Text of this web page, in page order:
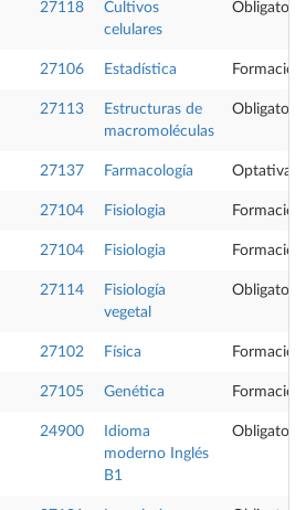
27118
Cultivos
celulares
Obligatoria
27106 Estadística
27113
Estructuras de
macromoléculas
Obligatoria
27137 Farmacología Optativa
27104 Fisiologia
27104 Fisiologia
27114
Fisiología
vegetal
Obligatoria
27102 Física
27105 Genética
24900
Idioma
moderno Inglés
B1
Obligatoria